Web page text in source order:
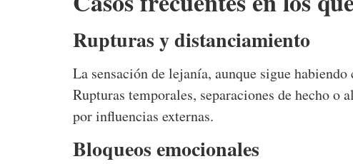
Rupturas y distanciamiento
La sensación de lejanía, aunque sigue
Rupturas temporales, separaciones de hecho o
por influencias externas.
Bloqueos emocionales